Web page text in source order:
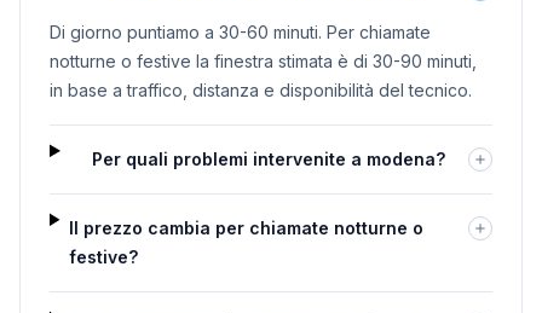
Di giorno puntiamo a 30-60 minuti. Per chiamate
notturne o festive la finestra stimata è di 30-90 minuti,
in base a traffico, distanza e disponibilità del tecnico.
Per quali problemi intervenite a modena?
Il prezzo cambia per chiamate notturne o
festive?